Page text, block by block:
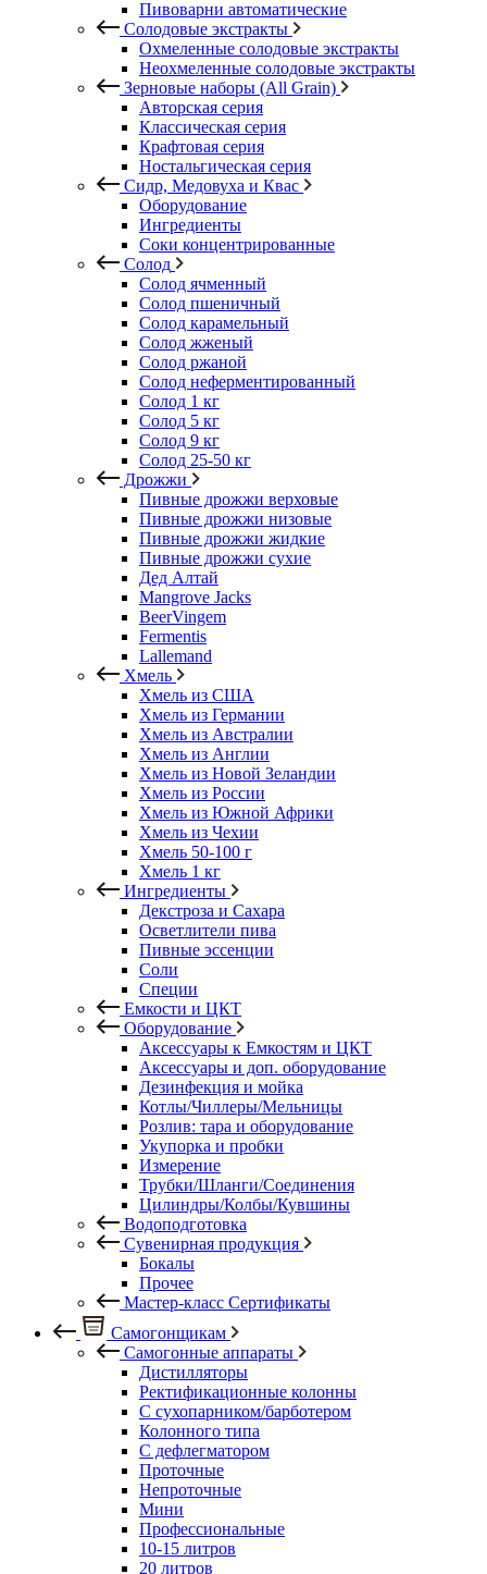
Пивоварни автоматические
Солодовые экстракты
Охмеленные солодовые экстракты
Неохмеленные солодовые экстракты
Зерновые наборы (All Grain)
Авторская серия
Классическая серия
Крафтовая серия
Ностальгическая серия
Сидр, Медовуха и Квас
Оборудование
Ингредиенты
Соки концентрированные
Солод
Солод ячменный
Солод пшеничный
Солод карамельный
Солод жженый
Солод ржаной
Солод неферментированный
Солод 1 кг
Солод 5 кг
Солод 9 кг
Солод 25-50 кг
Дрожжи
Пивные дрожжи верховые
Пивные дрожжи низовые
Пивные дрожжи жидкие
Пивные дрожжи сухие
Дед Алтай
Mangrove Jacks
BeerVingem
Fermentis
Lallemand
Хмель
Хмель из США
Хмель из Германии
Хмель из Австралии
Хмель из Англии
Хмель из Новой Зеландии
Хмель из России
Хмель из Южной Африки
Хмель из Чехии
Хмель 50-100 г
Хмель 1 кг
Ингредиенты
Декстроза и Сахара
Осветлители пива
Пивные эссенции
Соли
Специи
Емкости и ЦКТ
Оборудование
Аксессуары к Емкостям и ЦКТ
Аксессуары и доп. оборудование
Дезинфекция и мойка
Котлы/Чиллеры/Мельницы
Розлив: тара и оборудование
Укупорка и пробки
Измерение
Трубки/Шланги/Соединения
Цилиндры/Колбы/Кувшины
Водоподготовка
Сувенирная продукция
Бокалы
Прочее
Мастер-класс Сертификаты
Самогонщикам
Самогонные аппараты
Дистилляторы
Ректификационные колонны
С сухопарником/барботером
Колонного типа
С дефлегматором
Проточные
Непроточные
Мини
Профессиональные
10-15 литров
20 литров